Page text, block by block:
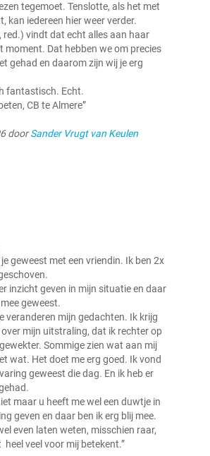
tegemoet. Tenslotte, als het met
kan iedereen hier weer verder.
red.) vindt dat echt alles aan haar
moment. Dat hebben we om precies
gehad en daarom zijn wij je erg
fantastisch. Echt.
CB te Almere”
doorSander Vrugt van Keulen
geweest met een vriendin. Ik ben 2x
inzicht geven in mijn situatie en daar
geweest.
veranderen mijn gedachten. Ik krijg
mijn uitstraling, dat ik rechter op
Sommige zien wat aan mij
wat. Het doet me erg goed. Ik vond
geweest die dag. En ik heb er
maar u heeft me wel een duwtje in
geven en daar ben ik erg blij mee.
even laten weten, misschien raar,
veel voor mij betekent.”